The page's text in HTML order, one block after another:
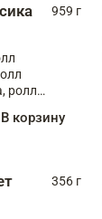
959 г
ролл
В корзину
356 г